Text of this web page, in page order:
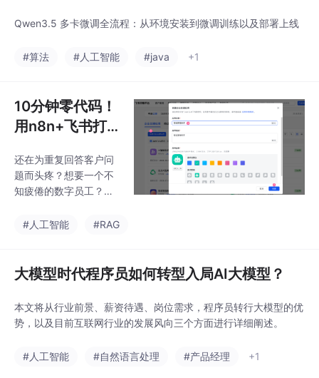
Qwen3.5 多卡微调全流程：从环境安装到微调训练以及部署上线
#算法 #人工智能 #java +1
10分钟零代码！
用n8n+飞书打
服机器人，大模
型入门到精通，
了！
还在为重复回答客户问
题而头疼？想要一个不
知疲倦的数字员工？今
——n8n和飞书，零代
#人工智能 #RAG
大模型时代程序员如何转型入局AI大模型？
本文将从行业前景、薪资待遇、岗位需求，程序员转行大模型的优
势，以及目前互联网行业的发展风向三个方面进行详细阐述。
#人工智能 #自然语言处理 #产品经理 +1